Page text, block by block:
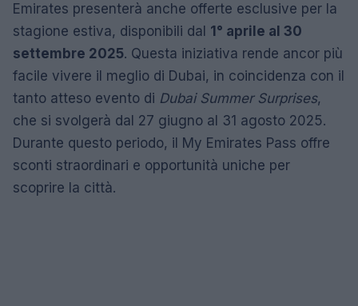
Emirates presenterà anche offerte esclusive per la
stagione estiva, disponibili dal 1° aprile al 30
settembre 2025. Questa iniziativa rende ancor più
facile vivere il meglio di Dubai, in coincidenza con il
tanto atteso evento di Dubai Summer Surprises,
che si svolgerà dal 27 giugno al 31 agosto 2025.
Durante questo periodo, il My Emirates Pass offre
sconti straordinari e opportunità uniche per
scoprire la città.